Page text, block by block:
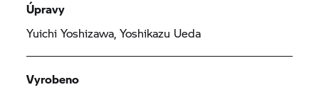
Úpravy
Yuichi Yoshizawa, Yoshikazu Ueda
Vyrobeno